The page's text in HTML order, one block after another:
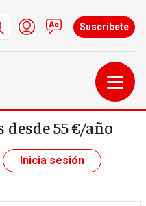
Menú de cuenta de
Iniciar sesión
Contacto
Suscríbete
55 €/año
Inicia sesión